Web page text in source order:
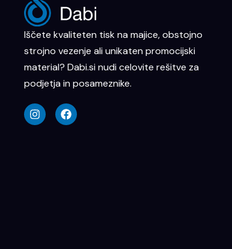
Iščete kvaliteten tisk na majice, obstojno
strojno vezenje ali unikaten promocijski
material? Dabi.si nudi celovite rešitve za
podjetja in posameznike.
n
s
t
a
c
e